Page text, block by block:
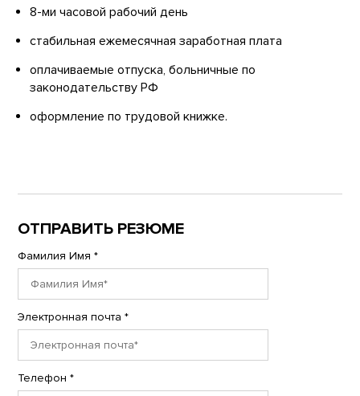
8-ми часовой рабочий день
стабильная ежемесячная заработная плата
оплачиваемые отпуска, больничные по
законодательству РФ
оформление по трудовой книжке.
ОТПРАВИТЬ РЕЗЮМЕ
Фамилия Имя *
Электронная почта *
Телефон *